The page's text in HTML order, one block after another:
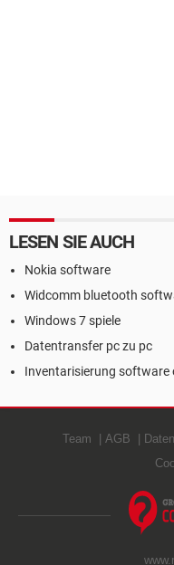
LESEN SIE AUCH
Nokia software
Widcomm bluetooth
Windows 7 spiele
Datentransfer pc zu pc
Inventarisierung software
Team AGB